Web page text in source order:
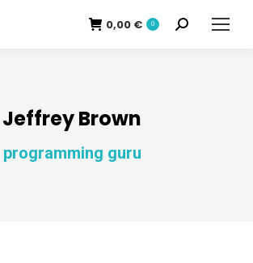
0,00 € 0
Recherche
Jeffrey Brown
programming guru